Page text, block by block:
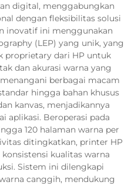
digital, menggabungkan
dengan fleksibilitas solusi
inovatif ini menggunakan
(LEP) yang unik, yang
proprietary dari HP untuk
dan akurasi warna yang
berbagai macam
hingga bahan khusus
kanvas, menjadikannya
aplikasi. Beroperasi pada
120 halaman warna per
ditingkatkan, printer HP
kualitas warna
Sistem ini dilengkapi
canggih, mendukung